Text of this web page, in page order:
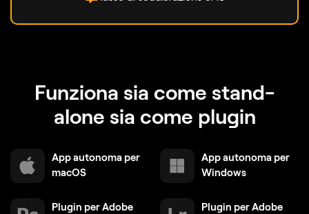
Funziona sia come stand-
alone sia come plugin
App autonoma per
macOS
App autonoma per
Windows
Plugin per Adobe
Plugin per Adobe